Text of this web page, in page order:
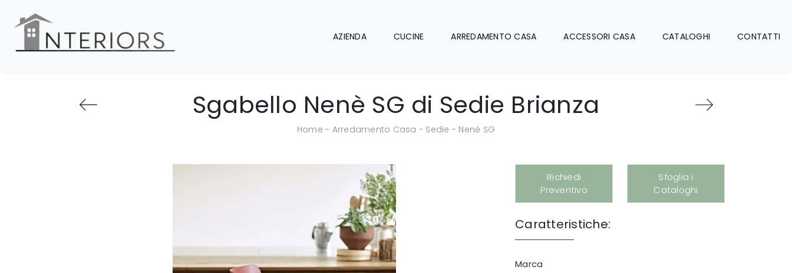
AZIENDA CUCINE ARREDAMENTO CASA ACCESSORI CASA CATALOGHI CONTATTI
Sgabello Nenè SG di Sedie Brianza
Home - Arredamento Casa - Sedie - Nenè SG
Richiedi
Preventivo
Sfoglia i
Cataloghi
Caratteristiche:
Marca